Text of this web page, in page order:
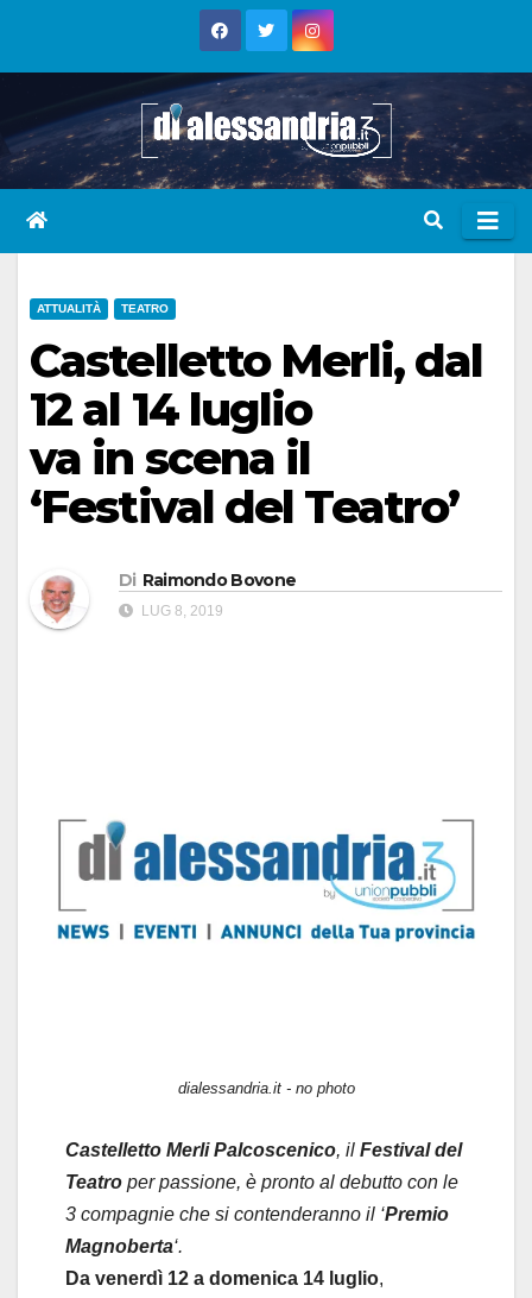
ATTUALITÀ TEATRO
Castelletto Merli, dal
12 al 14 luglio
va in scena il
‘Festival del Teatro’
Di Raimondo Bovone
LUG 8, 2019
dialessandria.it - no photo
Castelletto Merli Palcoscenico, il Festival del
Teatro per passione, è pronto al debutto con le
3 compagnie che si contenderanno il ‘Premio
Magnoberta‘.
Da venerdì 12 a domenica 14 luglio,